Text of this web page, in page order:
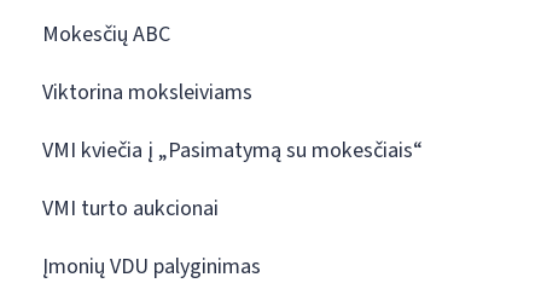
Mokesčių ABC
Viktorina moksleiviams
VMI kviečia į „Pasimatymą su mokesčiais“
VMI turto aukcionai
Įmonių VDU palyginimas